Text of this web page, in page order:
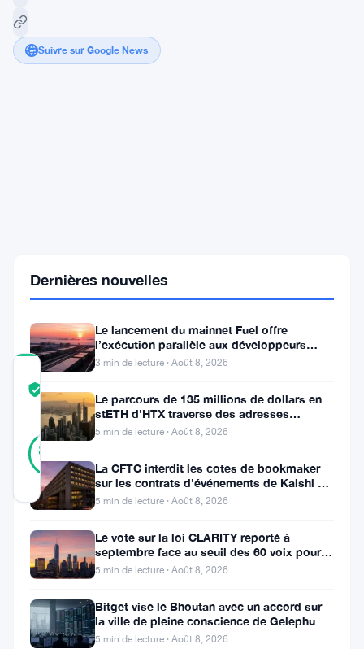
Suivre sur Google News
août
COMMUNITY
SCORE
88
RÉEL
Vérifié
8
Mis à jour 2 mois il y a
gouverneur
Tim
Walz
Dernières nouvelles
Le lancement du mainnet Fuel offre
l’exécution parallèle aux développeurs
d’Ethereum
3 min de lecture · Août 8, 2026
Le parcours de 135 millions de dollars en
stETH d’HTX traverse des adresses
Poloniex
5 min de lecture · Août 8, 2026
La CFTC interdit les cotes de bookmaker
sur les contrats d’événements de Kalshi et
Polymarket
5 min de lecture · Août 8, 2026
Le vote sur la loi CLARITY reporté à
septembre face au seuil des 60 voix pour le
projet de loi crypto
5 min de lecture · Août 8, 2026
Bitget vise le Bhoutan avec un accord sur
la ville de pleine conscience de Gelephu
5 min de lecture · Août 8, 2026